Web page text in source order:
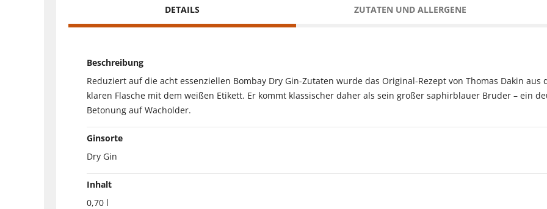
DETAILS ZUTATEN UND ALLERGENE
Beschreibung
Reduziert auf die acht essenziellen Bombay Dry Gin-Zutaten wurde das Original-Rezept von Thomas Dakin aus
klaren Flasche mit dem weißen Etikett. Er kommt klassischer daher als sein großer saphirblauer Bruder – ein
Betonung auf Wacholder.
Ginsorte
Dry Gin
Inhalt
0,70 l